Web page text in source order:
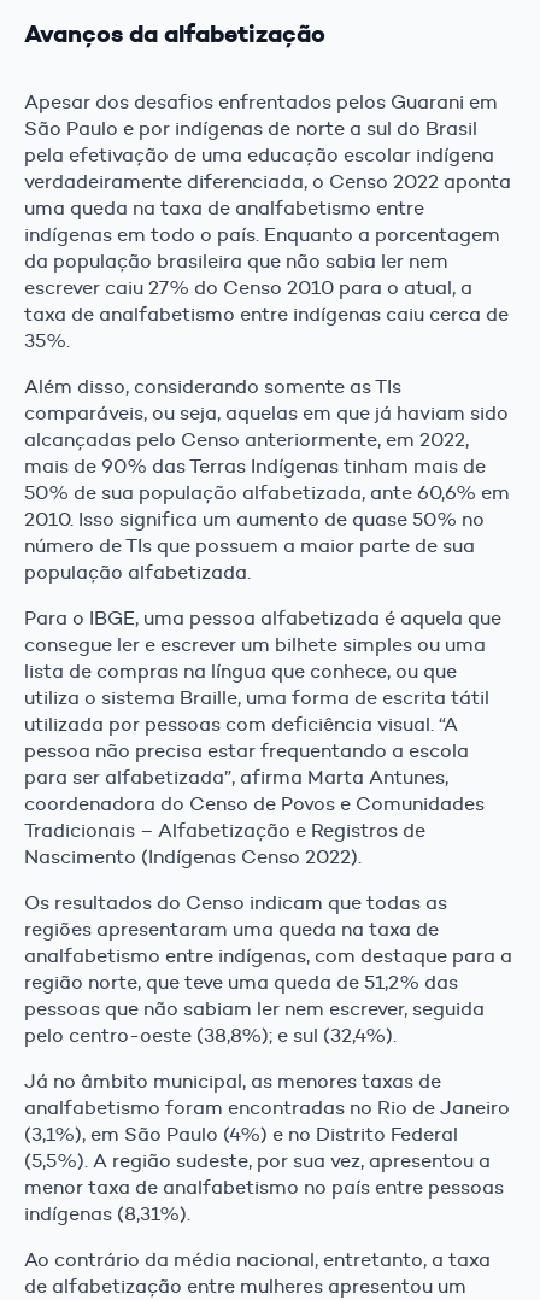
Avanços da alfabetização
Apesar dos desafios enfrentados pelos Guarani em
São Paulo e por indígenas de norte a sul do Brasil
pela efetivação de uma educação escolar indígena
verdadeiramente diferenciada, o Censo 2022 aponta
uma queda na taxa de analfabetismo entre
indígenas em todo o país. Enquanto a porcentagem
da população brasileira que não sabia ler nem
escrever caiu 27% do Censo 2010 para o atual, a
taxa de analfabetismo entre indígenas caiu cerca de
35%.
Além disso, considerando somente as TIs
comparáveis, ou seja, aquelas em que já haviam sido
alcançadas pelo Censo anteriormente, em 2022,
mais de 90% das Terras Indígenas tinham mais de
50% de sua população alfabetizada, ante 60,6% em
2010. Isso significa um aumento de quase 50% no
número de TIs que possuem a maior parte de sua
população alfabetizada.
Para o IBGE, uma pessoa alfabetizada é aquela que
consegue ler e escrever um bilhete simples ou uma
lista de compras na língua que conhece, ou que
utiliza o sistema Braille, uma forma de escrita tátil
utilizada por pessoas com deficiência visual. “A
pessoa não precisa estar frequentando a escola
para ser alfabetizada”, afirma Marta Antunes,
coordenadora do Censo de Povos e Comunidades
Tradicionais – Alfabetização e Registros de
Nascimento (Indígenas Censo 2022).
Os resultados do Censo indicam que todas as
regiões apresentaram uma queda na taxa de
analfabetismo entre indígenas, com destaque para a
região norte, que teve uma queda de 51,2% das
pessoas que não sabiam ler nem escrever, seguida
pelo centro-oeste (38,8%); e sul (32,4%).
Já no âmbito municipal, as menores taxas de
analfabetismo foram encontradas no Rio de Janeiro
(3,1%), em São Paulo (4%) e no Distrito Federal
(5,5%). A região sudeste, por sua vez, apresentou a
menor taxa de analfabetismo no país entre pessoas
indígenas (8,31%).
Ao contrário da média nacional, entretanto, a taxa
de alfabetização entre mulheres apresentou um